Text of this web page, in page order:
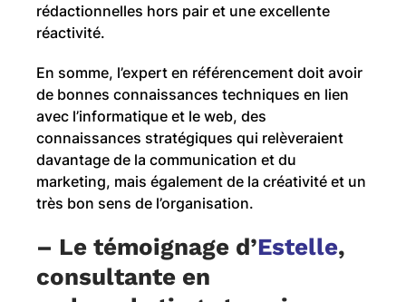
rédactionnelles hors pair et une excellente
réactivité.
En somme, l’expert en référencement doit avoir
de bonnes connaissances techniques en lien
avec l’informatique et le web, des
connaissances stratégiques qui relèveraient
davantage de la communication et du
marketing, mais également de la créativité et un
très bon sens de l’organisation.
– Le témoignage d’Estelle,
consultante en